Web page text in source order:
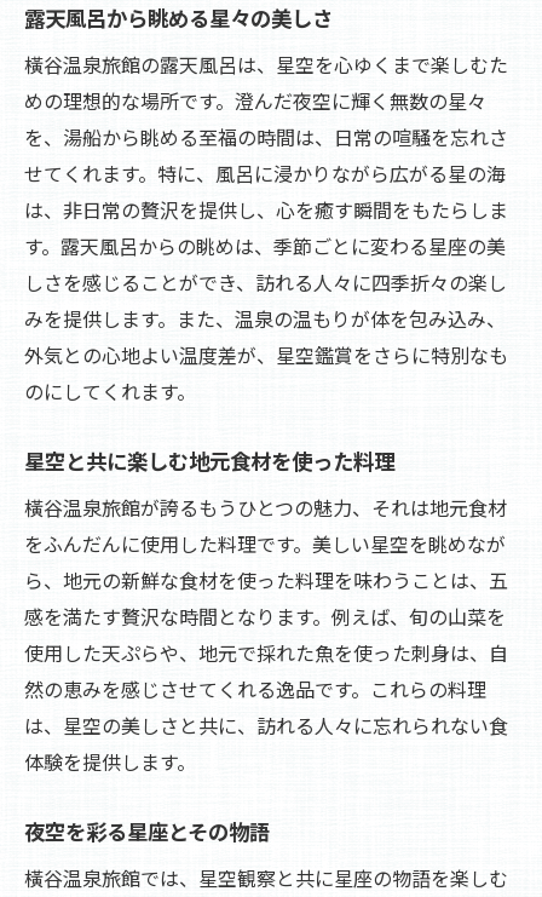
星空観賞に適した静かな環境とは
心地よい夜風が運ぶ香りと涼しさ
夜の静寂がもたらすリラックス効果
星空と共に訪れる夜の静けさ
夕涼みを楽しむ旅館のベストスポット
夜風と星空の調和が生む癒しの時間
星々のきらめきに癒される橫谷温泉旅館の夜
星々が輝く夜空の美しさに包まれて
心を癒す星空観賞プランの提案
星空に導かれる橫谷温泉旅館での夜の過ご
星降る夜にぴったりのリラクゼーション
星空がもたらす心の安らぎ
星々の輝きに心を委ねる特別なひととき
心身をリフレッシュする橫谷温泉旅館の秘密
旅館が提供するリフレッシュプログラム
心身を癒す温泉の効能
星空リラクゼーションで心を解放
ストレスを解消するリフレッシュ方法
静寂と星空がもたらす心身の回復
満天の星を眺める橫谷温泉旅館での特別な夜
露天風呂から眺める星々の美しさ
橫谷温泉旅館の露天風呂は、星空を心ゆくまで楽しむた
めの理想的な場所です。澄んだ夜空に輝く無数の星々
を、湯船から眺める至福の時間は、日常の喧騒を忘れさ
せてくれます。特に、風呂に浸かりながら広がる星の海
は、非日常の贅沢を提供し、心を癒す瞬間をもたらしま
す。露天風呂からの眺めは、季節ごとに変わる星座の美
しさを感じることができ、訪れる人々に四季折々の楽し
みを提供します。また、温泉の温もりが体を包み込み、
外気との心地よい温度差が、星空鑑賞をさらに特別なも
のにしてくれます。
星空と共に楽しむ地元食材を使った料理
橫谷温泉旅館が誇るもうひとつの魅力、それは地元食材
をふんだんに使用した料理です。美しい星空を眺めなが
ら、地元の新鮮な食材を使った料理を味わうことは、五
感を満たす贅沢な時間となります。例えば、旬の山菜を
使用した天ぷらや、地元で採れた魚を使った刺身は、自
然の恵みを感じさせてくれる逸品です。これらの料理
は、星空の美しさと共に、訪れる人々に忘れられない食
体験を提供します。
夜空を彩る星座とその物語
橫谷温泉旅館では、星空観察と共に星座の物語を楽しむ